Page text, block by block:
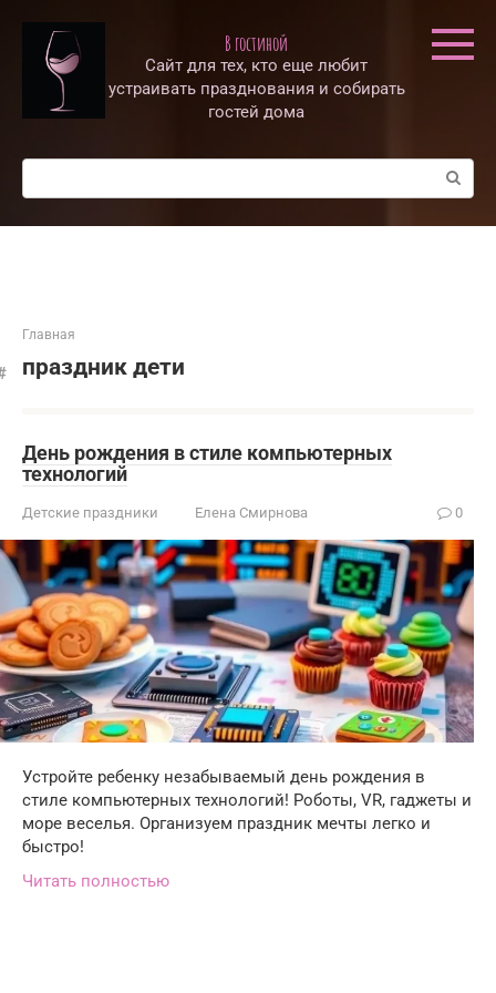
контенту
В гостиной
Сайт для тех, кто еще любит
устраивать празднования и собирать
гостей дома
Поиск:
Главная
праздник дети
День рождения в стиле компьютерных
технологий
Детские праздники Елена Смирнова 0
Устройте ребенку незабываемый день рождения в
стиле компьютерных технологий! Роботы, VR, гаджеты и
море веселья. Организуем праздник мечты легко и
быстро!
Читать полностью